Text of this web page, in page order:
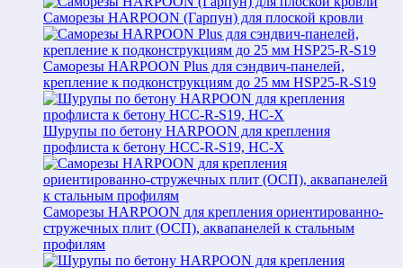
Саморезы HARPOON (Гарпун) для плоской кровли
Саморезы HARPOON Plus для сэндвич-панелей,
крепление к подконструкциям до 25 мм HSP25-R-S19
Шурупы по бетону HARPOON для крепления
профлиста к бетону HCC-R-S19, HC-X
Саморезы HARPOON для крепления ориентированно-
стружечных плит (ОСП), аквапанелей к стальным
профилям